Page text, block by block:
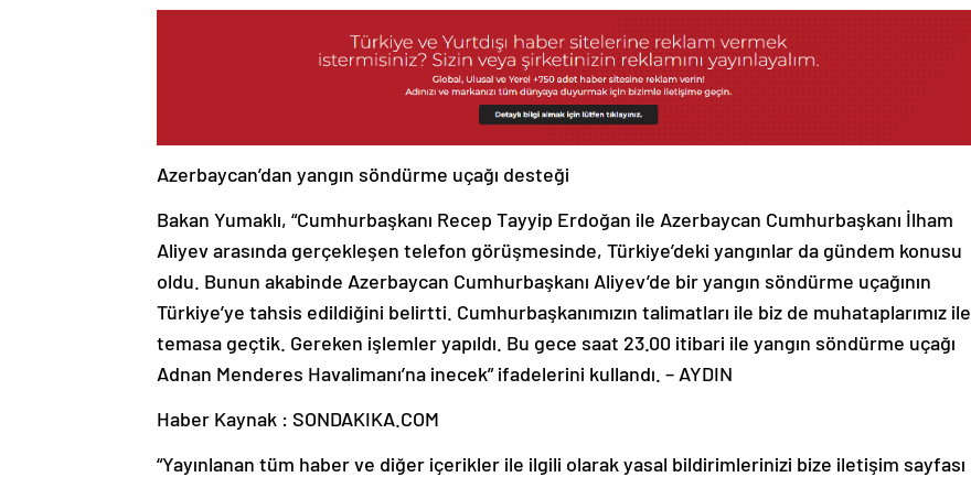
Azerbaycan’dan yangın söndürme uçağı desteği
Bakan Yumaklı, “Cumhurbaşkanı Recep Tayyip Erdoğan ile Azerbaycan Cumhurbaşkanı İlham
Aliyev arasında gerçekleşen telefon görüşmesinde, Türkiye’deki yangınlar da gündem konusu
oldu. Bunun akabinde Azerbaycan Cumhurbaşkanı Aliyev’de bir yangın söndürme uçağının
Türkiye’ye tahsis edildiğini belirtti. Cumhurbaşkanımızın talimatları ile biz de muhataplarımız ile
temasa geçtik. Gereken işlemler yapıldı. Bu gece saat 23.00 itibari ile yangın söndürme uçağı
Adnan Menderes Havalimanı’na inecek” ifadelerini kullandı. – AYDIN
Haber Kaynak : SONDAKIKA.COM
“Yayınlanan tüm haber ve diğer içerikler ile ilgili olarak yasal bildirimlerinizi bize iletişim sayfası